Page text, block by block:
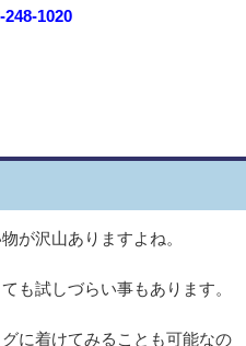
1020
が沢山ありますよね。
も試しづらい事もあります。
に着けてみることも可能なの